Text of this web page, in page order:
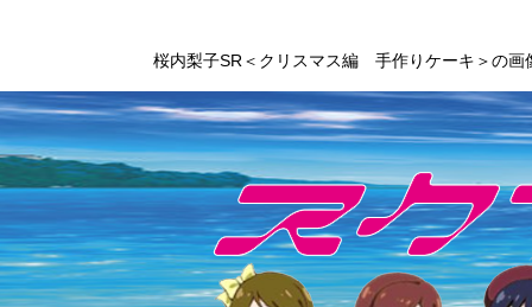
桜内梨子SR＜クリスマス編 手作りケーキ＞の